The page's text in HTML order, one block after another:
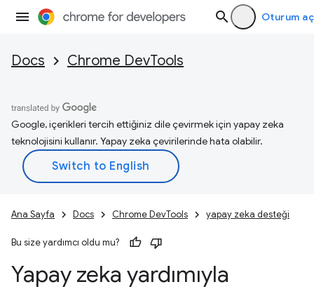
Oturum aç
Docs Chrome DevTools
Google, içerikleri tercih ettiğiniz dile çevirmek için yapay zeka
teknolojisini kullanır. Yapay zeka çevirilerinde hata olabilir.
Ana Sayfa Docs Chrome DevTools yapay zeka desteği
Bu size yardımcı oldu mu?
Yapay zeka yardımıyla